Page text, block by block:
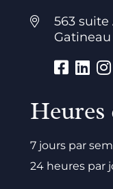
563
Heures
7 jours par
24 heures par